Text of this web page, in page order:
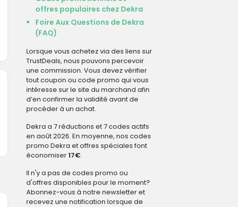
offres populaires chez Dekra
Foire Aux Questions de Dekra
(FAQ)
Lorsque vous achetez via des liens sur
TrustDeals, nous pouvons percevoir
une commission. Vous devez vérifier
tout coupon ou code promo qui vous
intéresse sur le site du marchand afin
d’en confirmer la validité avant de
procéder à un achat.
Dekra a 7 réductions et 7 codes actifs
en août 2026. En moyenne, nos codes
promo Dekra et offres spéciales font
économiser17€.
Il n'y a pas de codes promo ou
d'offres disponibles pour le moment?
Abonnez-vous à notre newsletter et
recevez une notification lorsque de